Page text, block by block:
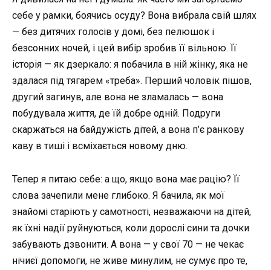
себе у рамки, боячись осуду? Вона вибрала свій шлях
— без дитячих голосів у домі, без пелюшок і
безсонних ночей, і цей вибір зробив її вільною. Її
історія — як дзеркало: я побачила в ній жінку, яка не
здалася під тягарем «треба». Перший чоловік пішов,
другий загинув, але вона не зламалась — вона
побудувала життя, де їй добре одній. Подруги
скаржаться на байдужість дітей, а вона п’є ранкову
каву в тиші і всміхається новому дню.
Тепер я питаю себе: а що, якщо вона має рацію? Її
слова зачепили мене глибоко. Я бачила, як мої
знайомі старіють у самотності, незважаючи на дітей,
як їхні надії руйнуються, коли дорослі сини та дочки
забувають дзвонити. А вона — у свої 70 — не чекає
нічиєї допомоги, не живе минулим, не сумує про те,